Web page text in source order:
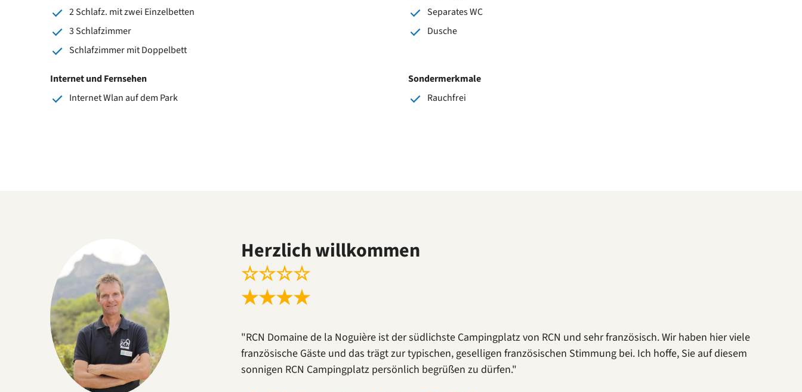
2 Schlafz. mit zwei Einzelbetten
3 Schlafzimmer
Schlafzimmer mit Doppelbett
Separates WC
Dusche
Internet und Fernsehen
Internet Wlan auf dem Park
Sondermerkmale
Rauchfrei
Herzlich willkommen
☆☆☆☆
★★★★
"RCN Domaine de la Noguière ist der südlichste Campingplatz von RCN und sehr französisch. Wir haben hier viele
französische Gäste und das trägt zur typischen, geselligen französischen Stimmung bei. Ich hoffe, Sie auf diesem
sonnigen RCN Campingplatz persönlich begrüßen zu dürfen."